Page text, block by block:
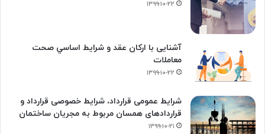
۱۳۹۹-۱۰-۲۲
آشنایی با ارکان عقد و شرايط اساسي صحت
معاملات
۱۳۹۹-۱۰-۲۲
شرایط عمومی قرارداد، شرایط خصوصی قرارداد و
قراردادهای همسان مربوط به مجریان ساختمان
۱۳۹۹-۱۰-۲۱